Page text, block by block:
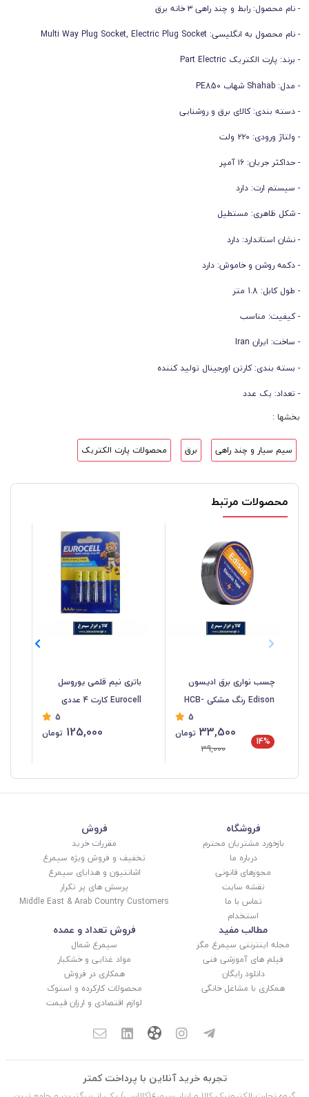
- نام محصول: رابط و چند راهی ۳ خانه برق
- نام محصول به انگلیسی: Multi Way Plug Socket, Electric Plug Socket
- برند: پارت الکتریک Part Electric
- مدل: Shahab شهاب PE850
- دسته بندی: کالای برق و روشنایی
- ولتاژ ورودی: ۲۲۰ ولت
- حداکثر جریان: ۱۶ آمپر
- سیستم ارت: دارد
- شکل ظاهری: مستطیل
- نشان استاندارد: دارد
- دکمه روشن و خاموش: دارد
- طول کابل: 1.8 متر
- کیفیت: مناسب
- ساخت: ایران Iran
- بسته بندی: کارتن اورجینال تولید کننده
- تعداد: یک عدد
بخشها :
سیم سیار و چند راهی برق محصولات پارت الکتریک
محصولات مرتبط
چسب نواری برق ادیسون
Edison رنگ مشکی HCB-
5
14%
33,500 تومان
39,000
باتری نیم قلمی یوروسل
Eurocell کارت 4 عددی
5
125,000 تومان
فروشگاه
بازخورد مشتریان محترم
درباره ما
مجوزهای قانونی
نقشه سایت
تماس با ما
استخدام
فروش
مقررات خرید
تخفیف و فروش ویژه سیمرغ
اشانتیون و هدایای سیمرغ
پرسش های پر تکرار
Middle East & Arab Country Customers
مطالب مفید
مجله اینترنتی سیمرغ مگز
فیلم های آموزشی فنی
دانلود رایگان
همکاری با مشاغل خانگی
فروش تعداد و عمده
سیمرغ شمال
مواد غذایی و خشکبار
همکاری در فروش
محصولات کارکرده و استوک
لوازم اقتصادی و ارزان قیمت
تجربه خرید آنلاین با پرداخت کمتر